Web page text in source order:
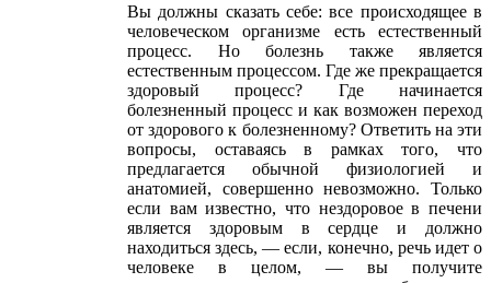
Вы должны сказать себе: все происходящее в
человеческом организме есть естественный
процесс. Но болезнь также является
естественным процессом. Где же прекращается
здоровый процесс? Где начинается
болезненный процесс и как возможен переход
от здорового к болезненному? Ответить на эти
вопросы, оставаясь в рамках того, что
предлагается обычной физиологией и
анатомией, совершенно невозможно. Только
если вам известно, что нездоровое в печени
является здоровым в сердце и должно
находиться здесь, — если, конечно, речь идет о
человеке в целом, — вы получите